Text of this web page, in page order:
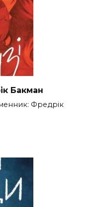
Бакман
Фредрік